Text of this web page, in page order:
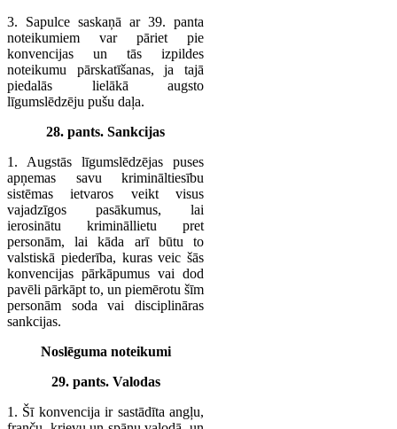
3. Sapulce saskaņā ar 39. panta
noteikumiem var pāriet pie
konvencijas un tās izpildes
noteikumu pārskatīšanas, ja tajā
piedalās lielākā augsto
līgumslēdzēju pušu daļa.
28. pants. Sankcijas
1. Augstās līgumslēdzējas puses
apņemas savu krimināltiesību
sistēmas ietvaros veikt visus
vajadzīgos pasākumus, lai
ierosinātu krimināllietu pret
personām, lai kāda arī būtu to
valstiskā piederība, kuras veic šās
konvencijas pārkāpumus vai dod
pavēli pārkāpt to, un piemērotu šīm
personām soda vai disciplināras
sankcijas.
Noslēguma noteikumi
29. pants. Valodas
1. Šī konvencija ir sastādīta angļu,